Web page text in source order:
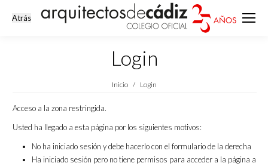
Login
Estás aquí:
Inicio Login
Acceso a la zona restringida.
Usted ha llegado a esta página por los siguientes motivos:
No ha iniciado sesión y debe hacerlo con el formulario de la derecha
Ha iniciado sesión pero no tiene permisos para acceder a la página a